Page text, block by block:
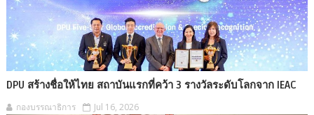
DPU สร้างชื่อให้ไทย สถาบันแรกที่คว้า 3 รางวัลระดับโลกจาก IEAC
กองบรรณาธิการ Jul 16, 2026